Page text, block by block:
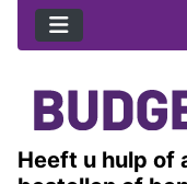
Heeft u hulp of